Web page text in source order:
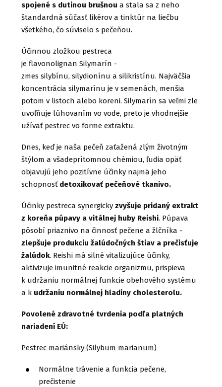
spojené s dutinou brušnou a stala sa z neho
štandardná súčasť likérov a tinktúr na liečbu
všetkého, čo súviselo s pečeňou.
Účinnou zložkou pestreca
je flavonolignan Silymarín -
zmes silybínu, silydionínu a silikristínu. Najväčšia
koncentrácia silymarínu je v semenách, menšia
potom v listoch alebo koreni. Silymarín sa veľmi zle
uvoľňuje lúhovaním vo vode, preto je vhodnejšie
užívať pestrec vo forme extraktu.
Dnes, keď je naša pečeň zaťažená zlým životným
štýlom a všadeprítomnou chémiou, ľudia opäť
objavujú jeho pozitívne účinky najmä jeho
schopnosť detoxikovať pečeňové tkanivo.
Účinky pestreca synergicky zvyšuje pridaný extrakt
z koreňa púpavy a vitálnej huby Reishi. Púpava
pôsobí priaznivo na činnosť pečene a žlčníka -
zlepšuje produkciu žalúdočných štiav a prečisťuje
žalúdok. Reishi má silné vitalizujúce účinky,
aktivizuje imunitné reakcie organizmu, prispieva
k udržaniu normálnej funkcie obehového systému
a kudržaniu normálnej hladiny cholesterolu.
Povolené zdravotné tvrdenia podľa platných
nariadení EÚ:
Pestrec mariánsky (Silybum marianum)
Normálne trávenie a funkcia pečene,
prečistenie